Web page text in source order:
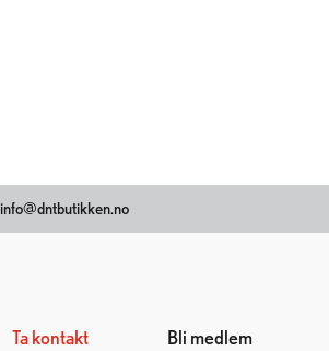
info@dntbutikken.no
Ta kontakt Bli medlem